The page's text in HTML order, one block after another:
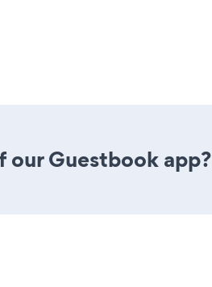
Guestbook app?